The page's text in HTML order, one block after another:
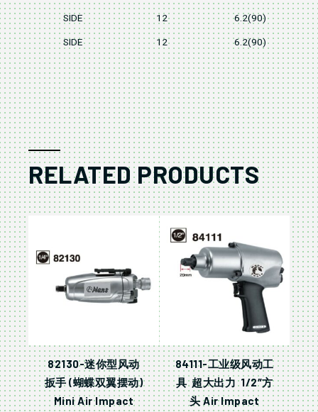
SIDE 12 6.2(90)
SIDE 12 6.2(90)
RELATED PRODUCTS
82130-迷你型风动
扳手 (蝴蝶双翼摆动)
Mini Air Impact
84111-工业级风动工
具 超大出力 1/2″方
头 Air Impact